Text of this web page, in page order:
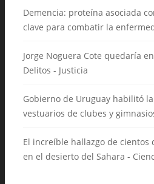
Demencia: proteína asociada
clave para combatir la
Jorge Noguera Cote quedaría
Delitos - Justicia
Gobierno de Uruguay habilitó
vestuarios de clubes y
El increíble hallazgo de cientos
en el desierto del Sahara -